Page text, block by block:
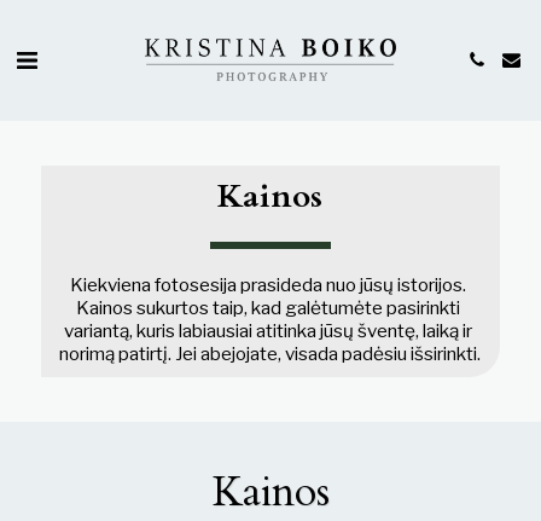
Kainos
Kiekviena fotosesija prasideda nuo jūsų istorijos.
Kainos sukurtos taip, kad galėtumėte pasirinkti
variantą, kuris labiausiai atitinka jūsų šventę, laiką ir
norimą patirtį. Jei abejojate, visada padėsiu išsirinkti.
Kainos